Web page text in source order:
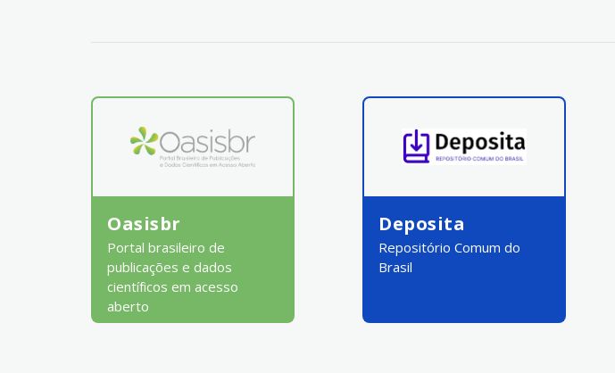
Oasisbr
Portal brasileiro de
publicações e dados
científicos em acesso
aberto
Deposita
Repositório Comum do
Brasil